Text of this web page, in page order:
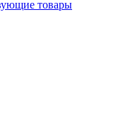
товары